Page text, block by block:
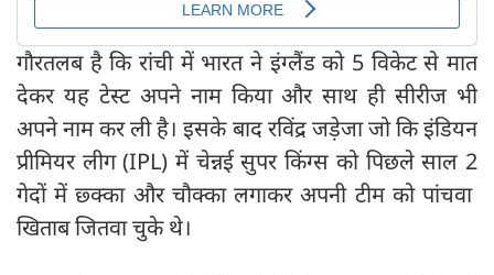
गौरतलब है कि रांची में भारत ने इंग्लैंड को 5 विकेट से मात
देकर यह टेस्ट अपने नाम किया और साथ ही सीरीज भी
अपने नाम कर ली है। इसके बाद रविंद्र जड़ेजा जो कि इंडियन
प्रीमियर लीग (IPL) में चेन्नई सुपर किंग्स को पिछले साल 2
गेदों में छ्क्का और चौक्का लगाकर अपनी टीम को पांचवा
खिताब जितवा चुके थे।